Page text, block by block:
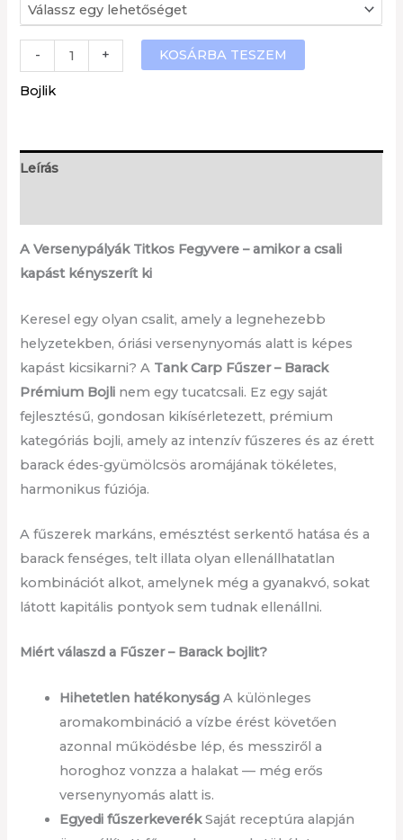
-
Barack
bojli
mennyiség
+ KOSÁRBA TESZEM
Bojlik
Leírás
A Versenypályák Titkos Fegyvere – amikor a csali
kapást kényszerít ki
Keresel egy olyan csalit, amely a legnehezebb
helyzetekben, óriási versenynyomás alatt is képes
kapást kicsikarni? A Tank Carp Fűszer – Barack
Prémium Bojli nem egy tucatcsali. Ez egy saját
fejlesztésű, gondosan kikísérletezett, prémium
kategóriás bojli, amely az intenzív fűszeres és az érett
barack édes‑gyümölcsös aromájának tökéletes,
harmonikus fúziója.
A fűszerek markáns, emésztést serkentő hatása és a
barack fenséges, telt illata olyan ellenállhatatlan
kombinációt alkot, amelynek még a gyanakvó, sokat
látott kapitális pontyok sem tudnak ellenállni.
Miért válaszd a Fűszer – Barack bojlit?
Hihetetlen hatékonyság A különleges
aromakombináció a vízbe érést követően
azonnal működésbe lép, és messziről a
horoghoz vonzza a halakat — még erős
versenynyomás alatt is.
Egyedi fűszerkeverékSaját receptúra alapján